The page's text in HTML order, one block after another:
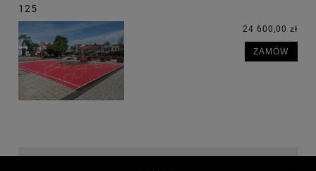
125
24 600,00 zł
ZAMÓW